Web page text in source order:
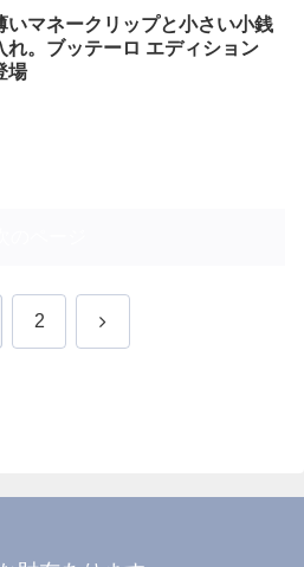
いマネークリップと小さい小銭
れ。ブッテーロ エディション
場
2 次